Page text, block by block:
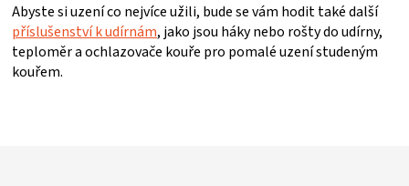
Abyste si uzení co nejvíce užili, bude se vám hodit také další
příslušenství k udírnám, jako jsou háky nebo rošty do udírny,
teploměr a ochlazovače kouře pro pomalé uzení studeným
kouřem.